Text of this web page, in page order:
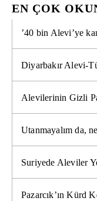
EN ÇOK
’40 bin Alevi’ye
Diyarbakır Alevi-
Alevilerinin Gizli
Utanmayalım da,
Suriyede Aleviler
Pazarcık’ın Kürd